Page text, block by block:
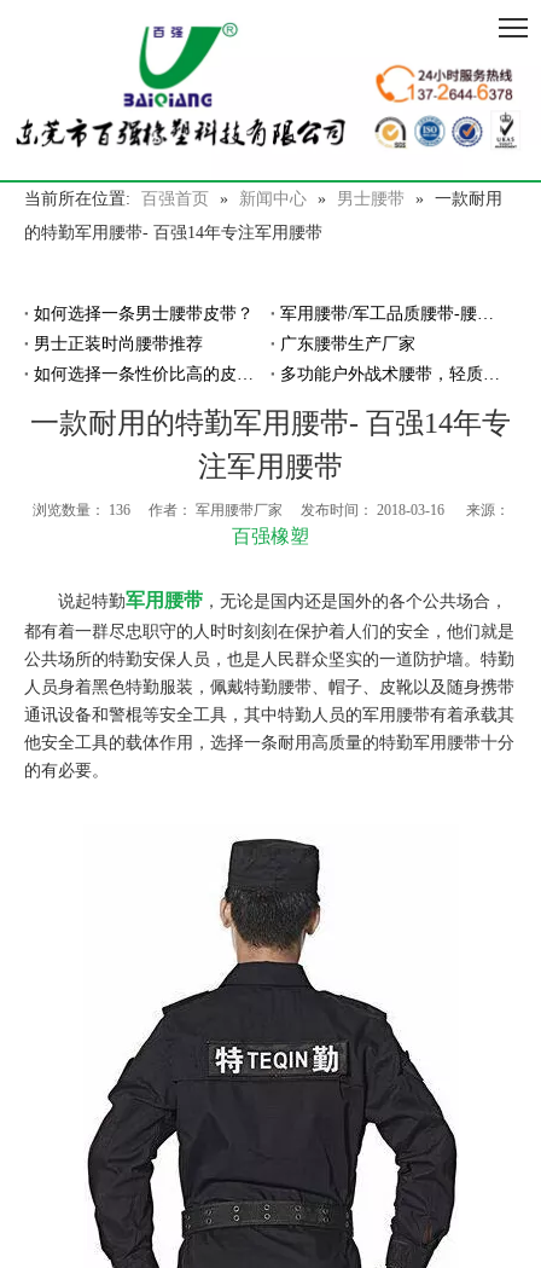
当前所在位置: 百强首页 » 新闻中心 » 男士腰带 » 一款耐用
的特勤军用腰带- 百强14年专注军用腰带
如何选择一条男士腰带皮带？
军用腰带/军工品质腰带-腰带厂家百强橡塑
男士正装时尚腰带推荐
广东腰带生产厂家
如何选择一条性价比高的皮带腰带？
多功能户外战术腰带，轻质耐磨穿脱超方便
一款耐用的特勤军用腰带- 百强14年专
注军用腰带
浏览数量： 136作者： 军用腰带厂家 发布时间： 2018-03-16 来源：
百强橡塑
说起特勤军用腰带 ，无论是国内还是国外的各个公共场合，
都有着一群尽忠职守的人时时刻刻在保护着人们的安全，他们就是
公共场所的特勤安保人员，也是人民群众坚实的一道防护墙。特勤
人员身着黑色特勤服装，佩戴特勤腰带、帽子、皮靴以及随身携带
通讯设备和警棍等安全工具，其中特勤人员的军用腰带有着承载其
他安全工具的载体作用，选择一条耐用高质量的特勤军用腰带十分
的有必要。